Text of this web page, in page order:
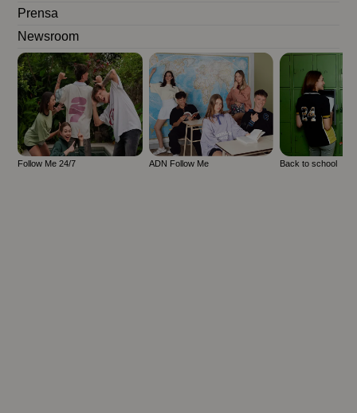
Prensa
Newsroom
Follow Me 24/7 ADN Follow Me Back to school